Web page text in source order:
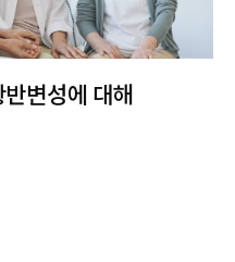
변성에 대해